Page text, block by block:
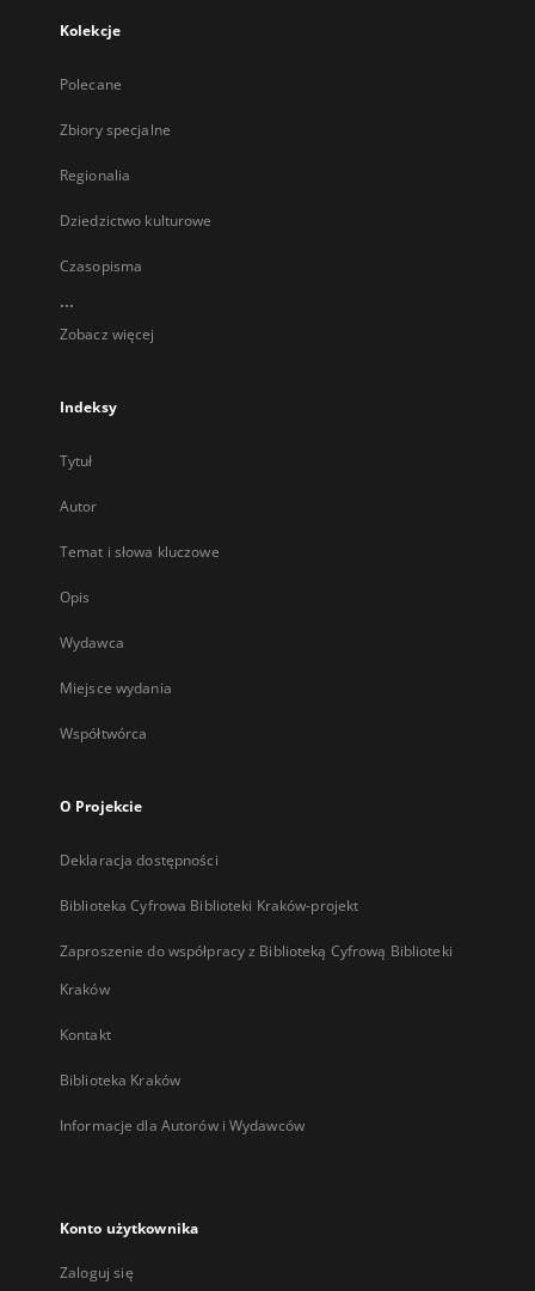
Kolekcje
Polecane
Zbiory specjalne
Regionalia
Dziedzictwo kulturowe
Czasopisma
...
Zobacz więcej
Indeksy
Tytuł
Autor
Temat i słowa kluczowe
Opis
Wydawca
Miejsce wydania
Współtwórca
O Projekcie
Deklaracja dostępności
Biblioteka Cyfrowa Biblioteki Kraków-projekt
Zaproszenie do współpracy z Biblioteką Cyfrową Biblioteki
Kraków
Kontakt
Biblioteka Kraków
Informacje dla Autorów i Wydawców
Konto użytkownika
Zaloguj się